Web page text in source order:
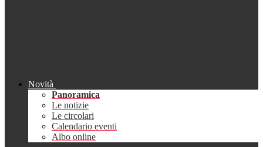
Novità
Panoramica
Le notizie
Le circolari
Calendario eventi
Albo online